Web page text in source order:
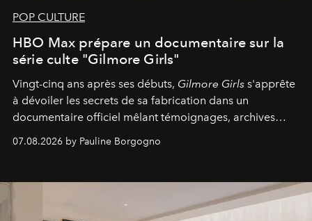
POP CULTURE
HBO Max prépare un documentaire sur la
série culte "Gilmore Girls"
Vingt-cinq ans après ses débuts, Gilmore Girls s'apprête
à dévoiler les secrets de sa fabrication dans un
documentaire officiel mêlant témoignages, archives
inédites et plongée dans les coulisses d'un phénomène
générationnel.
07.08.2026 by Pauline Borgogno